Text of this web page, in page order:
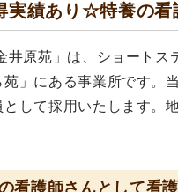
績あり☆特養の看
井原苑」は、ショート
」にある事業所です。
して採用いたします。
看護師さんとして看